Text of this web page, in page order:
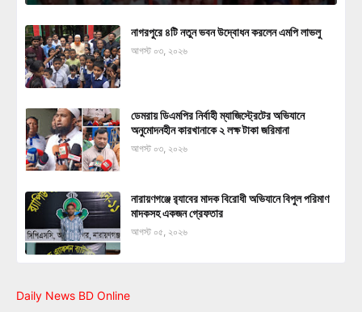
নাগরপুরে ৪টি নতুন ভবন উদ্বোধন করলেন এমপি লাভলু
আগস্ট ০৩, ২০২৬
ডেমরায় ডিএমপির নির্বাহী ম্যাজিস্ট্রেটের অভিযানে
অনুমোদনহীন কারখানাকে ২ লক্ষ টাকা জরিমানা
আগস্ট ০৩, ২০২৬
নারায়ণগঞ্জে র‍্যাবের মাদক বিরোধী অভিযানে বিপুল পরিমাণ
মাদকসহ একজন গ্রেফতার
আগস্ট ০৫, ২০২৬
Daily News BD Online